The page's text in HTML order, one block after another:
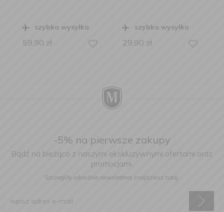
szybka wysyłka szybka wysyłka
29,90 29,90
-5% na pierwsze zakupy
Bądź na bieżąco z naszymi ekskluzywnymi ofertami oraz
promocjami.
Szczegóły odnośnie newslettera znajdziesz tutaj.